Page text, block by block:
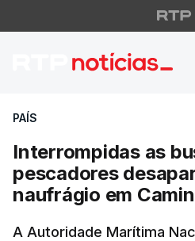
PAÍS
Interrompidas as
pescadores
naufrágio em
A Autoridade Marítima